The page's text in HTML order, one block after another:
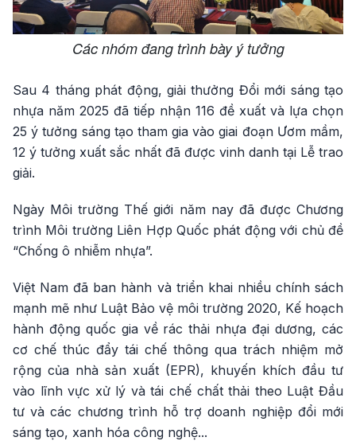
Các nhóm đang trình bày ý tưởng
Sau 4 tháng phát động, giải thưởng Đổi mới sáng tạo
nhựa năm 2025 đã tiếp nhận 116 đề xuất và lựa chọn
25 ý tưởng sáng tạo tham gia vào giai đoạn Ươm mầm,
12 ý tưởng xuất sắc nhất đã được vinh danh tại Lễ trao
giải.
Ngày Môi trường Thế giới năm nay đã được Chương
trình Môi trường Liên Hợp Quốc phát động với chủ đề
“Chống ô nhiễm nhựa”.
Việt Nam đã ban hành và triển khai nhiều chính sách
mạnh mẽ như Luật Bảo vệ môi trường 2020, Kế hoạch
hành động quốc gia về rác thải nhựa đại dương, các
cơ chế thúc đẩy tái chế thông qua trách nhiệm mở
rộng của nhà sản xuất (EPR), khuyến khích đầu tư
vào lĩnh vực xử lý và tái chế chất thải theo Luật Đầu
tư và các chương trình hỗ trợ doanh nghiệp đổi mới
sáng tạo, xanh hóa công nghệ...